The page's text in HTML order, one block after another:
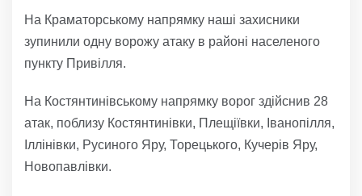
На Краматорському напрямку наші захисники
зупинили одну ворожу атаку в районі населеного
пункту Привілля.
На Костянтинівському напрямку ворог здійснив 28
атак, поблизу Костянтинівки, Плещіївки, Іванопілля,
Іллінівки, Русиного Яру, Торецького, Кучерів Яру,
Новопавлівки.